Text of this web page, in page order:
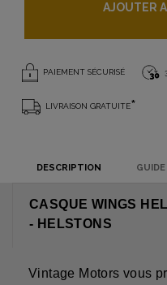
AJOUTER
PAIEMENT SÉCURISÉ
LIVRAISON GRATUITE*
DESCRIPTION
CASQUE WINGS
- HELSTONS
Vintage Motors vous